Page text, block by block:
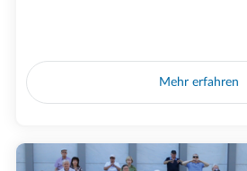
Mehr erfahren